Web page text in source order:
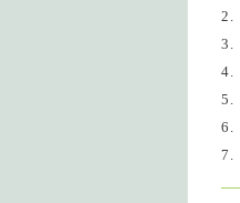
2.
3.
4.
5.
6.
7.